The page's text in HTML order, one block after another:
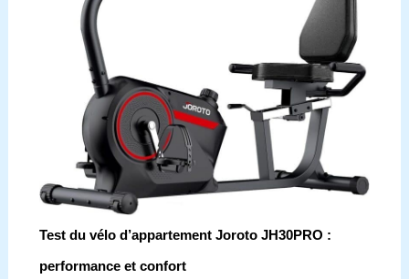
Test du vélo d’appartement Joroto JH30PRO :
performance et confort